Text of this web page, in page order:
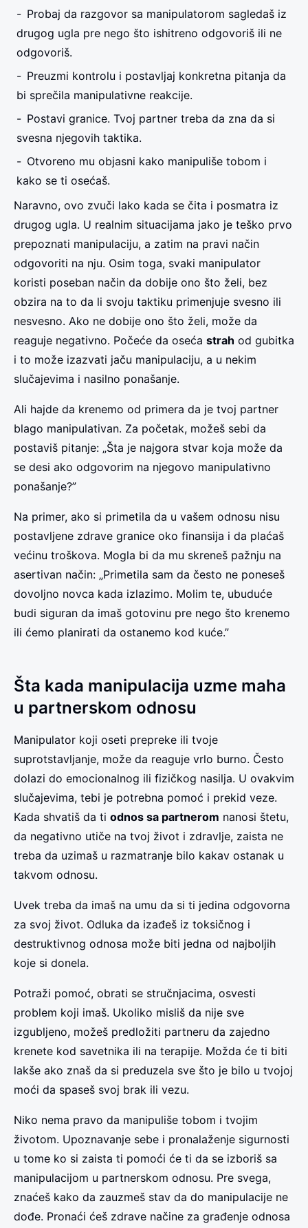
Probaj da razgovor sa manipulatorom sagledaš iz
drugog ugla pre nego što ishitreno odgovoriš ili ne
odgovoriš.
Preuzmi kontrolu i postavljaj konkretna pitanja da
bi sprečila manipulativne reakcije.
Postavi granice. Tvoj partner treba da zna da si
svesna njegovih taktika.
Otvoreno mu objasni kako manipuliše tobom i
kako se ti osećaš.
Naravno, ovo zvuči lako kada se čita i posmatra iz
drugog ugla. U realnim situacijama jako je teško prvo
prepoznati manipulaciju, a zatim na pravi način
odgovoriti na nju. Osim toga, svaki manipulator
koristi poseban način da dobije ono što želi, bez
obzira na to da li svoju taktiku primenjuje svesno ili
nesvesno. Ako ne dobije ono što želi, može da
reaguje negativno. Počeće da oseća strah od gubitka
i to može izazvati jaču manipulaciju, a u nekim
slučajevima i nasilno ponašanje.
Ali hajde da krenemo od primera da je tvoj partner
blago manipulativan. Za početak, možeš sebi da
postaviš pitanje: „Šta je najgora stvar koja može da
se desi ako odgovorim na njegovo manipulativno
ponašanje?”
Na primer, ako si primetila da u vašem odnosu nisu
postavljene zdrave granice oko finansija i da plaćaš
većinu troškova. Mogla bi da mu skreneš pažnju na
asertivan način: „Primetila sam da često ne poneseš
dovoljno novca kada izlazimo. Molim te, ubuduće
budi siguran da imaš gotovinu pre nego što krenemo
ili ćemo planirati da ostanemo kod kuće.”
Šta kada manipulacija uzme maha
u partnerskom odnosu
Manipulator koji oseti prepreke ili tvoje
suprotstavljanje, može da reaguje vrlo burno. Često
dolazi do emocionalnog ili fizičkog nasilja. U ovakvim
slučajevima, tebi je potrebna pomoć i prekid veze.
Kada shvatiš da ti odnos sa partnerom nanosi štetu,
da negativno utiče na tvoj život i zdravlje, zaista ne
treba da uzimaš u razmatranje bilo kakav ostanak u
takvom odnosu.
Uvek treba da imaš na umu da si ti jedina odgovorna
za svoj život. Odluka da izađeš iz toksičnog i
destruktivnog odnosa može biti jedna od najboljih
koje si donela.
Potraži pomoć, obrati se stručnjacima, osvesti
problem koji imaš. Ukoliko misliš da nije sve
izgubljeno, možeš predložiti partneru da zajedno
krenete kod savetnika ili na terapije. Možda će ti biti
lakše ako znaš da si preduzela sve što je bilo u tvojoj
moći da spaseš svoj brak ili vezu.
Niko nema pravo da manipuliše tobom i tvojim
životom. Upoznavanje sebe i pronalaženje sigurnosti
u tome ko si zaista ti pomoći će ti da se izboriš sa
manipulacijom u partnerskom odnosu. Pre svega,
znaćeš kako da zauzmeš stav da do manipulacije ne
dođe. Pronaći ćeš zdrave načine za građenje odnosa